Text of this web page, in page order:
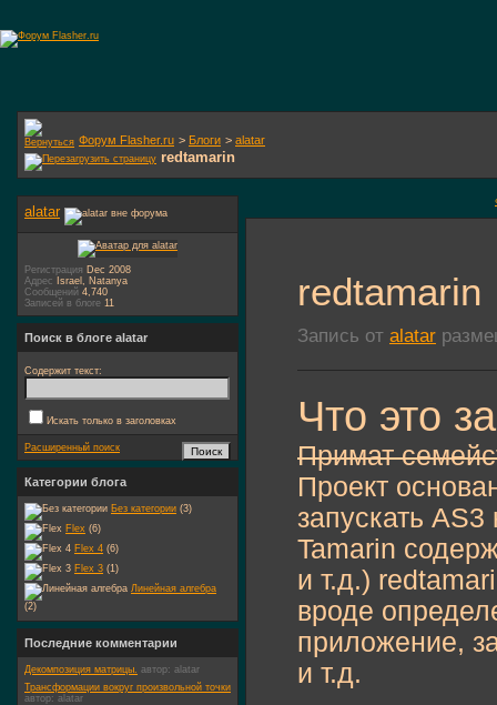
Форум Flasher.ru > Блоги > alatar
redtamarin
redtamarin
Запись от alatar
Что это
Примат
Проект
запускать
Tamarin
и т.д.)
вроде
приложение,
и т.д.
alatar
Регистрация Dec 2008
Адрес Israel, Natanya
Сообщений 4,740
Записей в блоге 11
Поиск в блоге alatar
Содержит текст:
Искать только в заголовках
Расширенный поиск
Категории блога
Без категории (3)
Flex (6)
Flex 4 (6)
Flex 3 (1)
Линейная алгебра
(2)
Последние комментарии
Декомпозиция матрицы. автор: alatar
Трансформации вокруг произвольной точки
автор: alatar